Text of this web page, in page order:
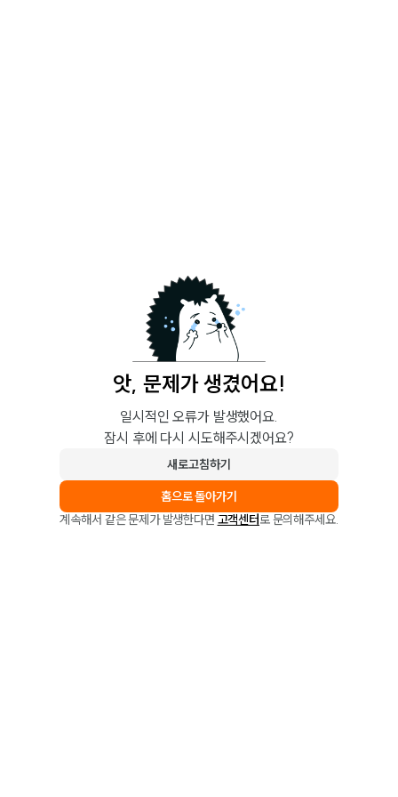
앗, 문제가 생겼어요!
일시적인 오류가 발생했어요.
잠시 후에 다시 시도해주시겠어요?
새로고침하기
홈으로 돌아가기
계속해서 같은 문제가 발생한다면 고객센터로 문의해주세요.